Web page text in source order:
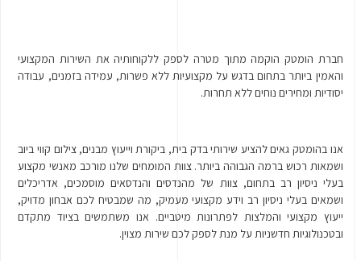
חברת הומטק הוקמה מתוך מטרה לספק ללקוחותיה את השירות המקצועי
והאמין ביותר בתחום בדגש על מקצועיות ללא פשרות, עמידה בזמנים, עבודה
יסודיות ומחירים נוחים ללא תחרות.
אנו בהומטק גאים להציע שירותי בדק בית, ביקורת וייעוץ מבנים, צילום קווי ביוב
ושמאות רכוש ברמה הגבוהה ביותר. צוות המומחים שלנו מורכב מאנשי מקצוע
בעלי ניסיון רב בתחום, צוות של מהנדסים והנדסאים מוסמכים, אדריכלים
ושמאים בעלי ניסיון רב וידע מקצועי מעמיק, מה שמבטיח לכם אבחון מדויק,
ייעוץ מקצועי והמלצות לפתרונות מיטביים. אנו משתמשים בציוד מתקדם
ובטכנולוגיות חדשניות על מנת לספק לכם שירות מצוין.